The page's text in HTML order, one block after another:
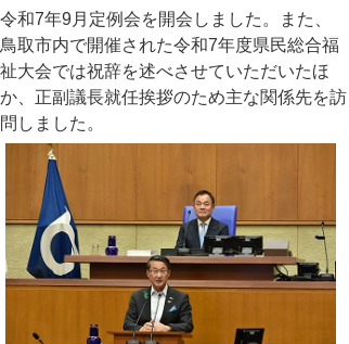
令和7年9月定例会を開会しました。また、
鳥取市内で開催された令和7年度県民総合福
祉大会では祝辞を述べさせていただいたほ
か、正副議長就任挨拶のため主な関係先を訪
問しました。